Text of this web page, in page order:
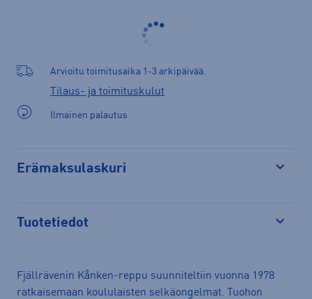
Arvioitu toimitusaika 1-3 arkipäivää.
Tilaus- ja toimituskulut
Ilmainen palautus
Erämaksulaskuri
Tuotetiedot
Fjällrävenin Kånken-reppu suunniteltiin vuonna 1978
ratkaisemaan koululaisten selkäongelmat. Tuohon